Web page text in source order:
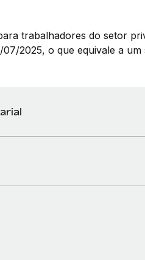
trabalhadores do setor
2025, o que equivale a um